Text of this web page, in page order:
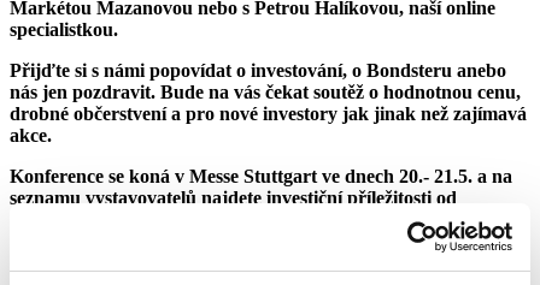
Markétou Mazanovou nebo s Petrou Halíkovou, naší online
specialistkou.
Přijďte si s námi popovídat o investování, o Bondsteru anebo
nás jen pozdravit. Bude na vás čekat soutěž o hodnotnou cenu,
drobné občerstvení a pro nové investory jak jinak než zajímavá
akce.
Konference se koná v Messe Stuttgart ve dnech 20.- 21.5. a na
seznamu vystavovatelů najdete investiční příležitosti od
soukromých institucí až po významné německé banky. Můžete
se zde setkat s investičními poradci, makléři, správci investic či